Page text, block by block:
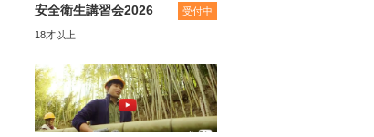
安全衛生講習会2026 受付中
18才以上